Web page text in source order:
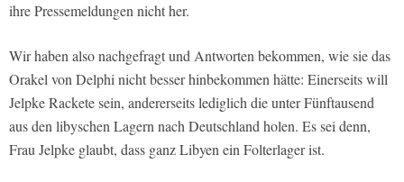
ihre Pressemeldungen nicht her.
Wir haben also nachgefragt und Antworten bekommen, wie sie das
Orakel von Delphi nicht besser hinbekommen hätte: Einerseits will
Jelpke Rackete sein, andererseits lediglich die unter Fünftausend
aus den libyschen Lagern nach Deutschland holen. Es sei denn,
Frau Jelpke glaubt, dass ganz Libyen ein Folterlager ist.